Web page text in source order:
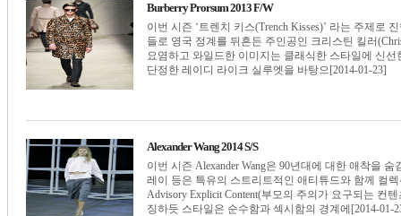
Burberry Prorsum 2013 F/W
이번 시즌 ‘트렌치 키스(Trench Kisses)’ 라는 주제로
들로 영국 정계를 뒤흔든 주인공인 크리스틴 킬러
요염하고 와일드한 이미지는 클래식한 스타일에 신
단정한 레이디 라이크 실루엣을 바탕으[2014-01-23]
Alexander Wang 2014 S/S
이번 시즌 Alexander Wang은 90년대에 대한 애착을
레이 등은 특유의 스트리트적인 애티튜드와 함께 컬
Advisory Explicit Content(부모의 주의가 요구되는 컨
징하듯 스타일은 순수함과 섹시함의 경계에[2014-01-